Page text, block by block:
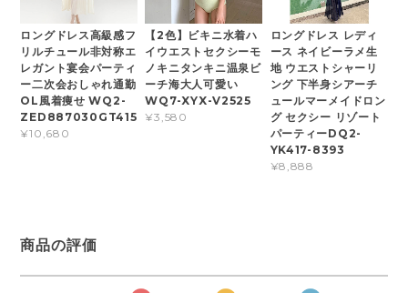
ロングドレス高級感フ
リルチュール非対称エ
レガント宴会パーティ
ー二次会おしゃれ通勤
OL風着痩せ WQ2-
ZED887030GT415
¥10,680
【2色】ビキニ水着ハ
イウエストセクシーモ
ノキニタンキニ温泉ビ
ーチ海大人可愛い
WQ7-XYX-V2525
¥3,580
ロングドレス レディ
ース ネイビーラメ生
地 ウエストシャーリ
ング 下半身シアーチ
ュールマーメイドロン
グ セクシー リゾート
パーティーDQ2-
YK417-8393
¥8,888
商品の評価